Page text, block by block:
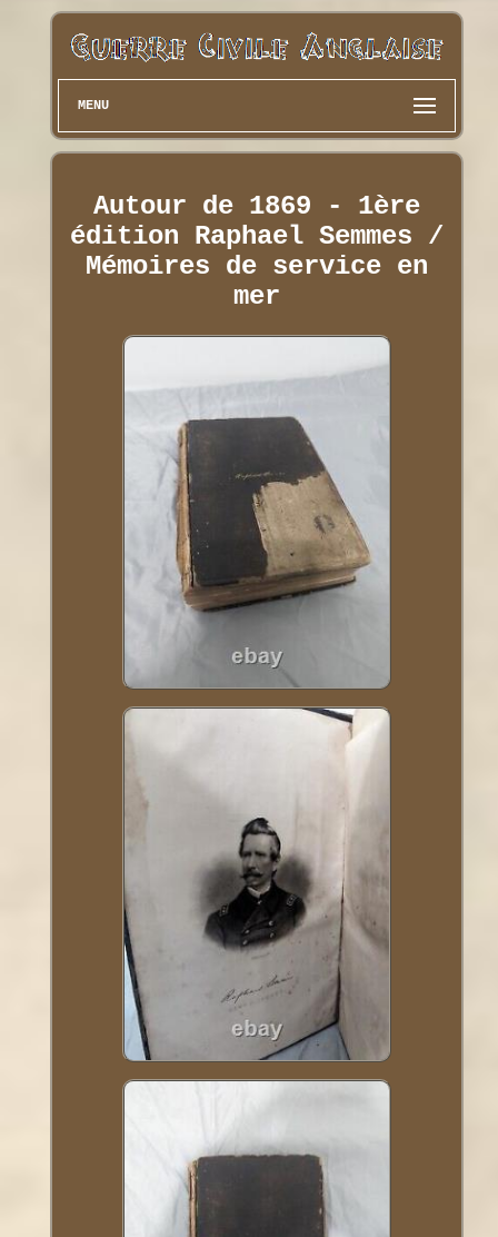
MENU
Autour de 1869 - 1ère
édition Raphael Semmes /
Mémoires de service en
mer